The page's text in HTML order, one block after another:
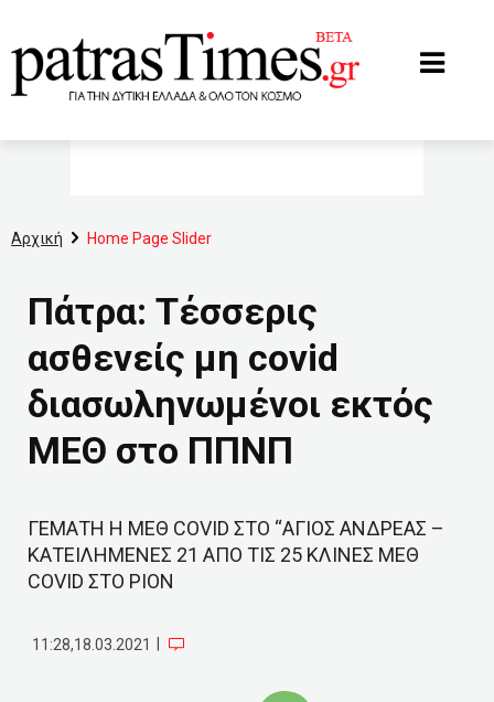
Αρχική Home Page Slider
Πάτρα: Τέσσερις
ασθενείς μη covid
διασωληνωμένοι εκτός
ΜΕΘ στο ΠΠΝΠ
ΓΕΜΑΤΗ Η ΜΕΘ COVID ΣΤΟ “ΑΓΙΟΣ ΑΝΔΡΕΑΣ –
ΚΑΤΕΙΛΗΜΕΝΕΣ 21 ΑΠΟ ΤΙΣ 25 ΚΛΙΝΕΣ ΜΕΘ
COVID ΣΤΟ ΡΙΟΝ
11:28,18.03.2021